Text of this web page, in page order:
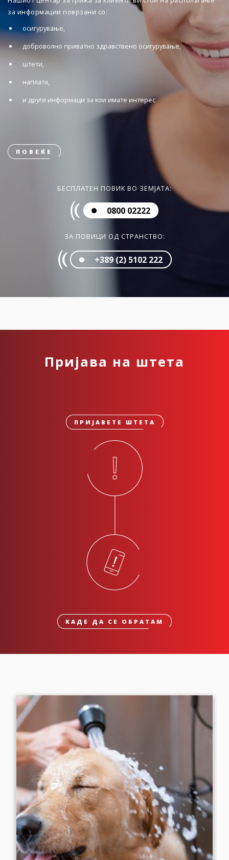
за информации поврзани со:
осигурување,
доброволно приватно здравствено осигурување,
штети,
наплата,
и други информаци за кои имате интерес
ПОВЕЌЕ
БЕСПЛАТЕН ПОВИК ВО ЗЕМЈАТА:
0800 02222
ЗА ПОВИЦИ ОД СТРАНСТВО:
+389 (2) 5102 222
Пријава на штета
ПРИЈАВЕТЕ ШТЕТА
КАДЕ ДА СЕ ОБРАТАМ